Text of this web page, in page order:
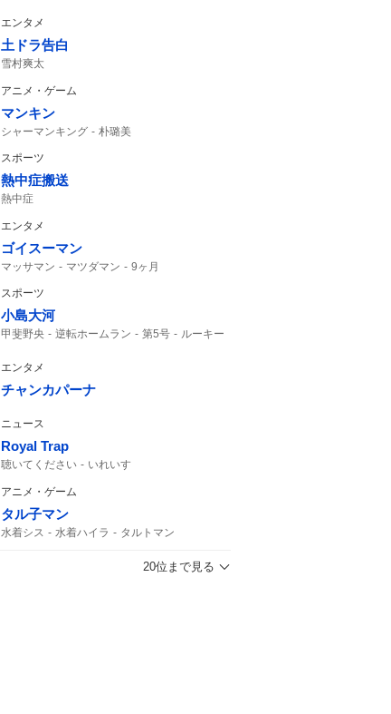
エンタメ
土ドラ告白
雪村爽太
アニメ・ゲーム
マンキン
シャーマンキング 朴璐美
スポーツ
熱中症搬送
熱中症
エンタメ
ゴイスーマン
マッサマン マツダマン 9ヶ月
スポーツ
小島大河
甲斐野央 逆転ホームラン 第5号
ルーキー
エンタメ
チャンカパーナ
ニュース
Royal Trap
聴いてください いれいす
アニメ・ゲーム
タル子マン
水着シス 水着ハイラ
タルトマン
新キャラクター
20位まで見る